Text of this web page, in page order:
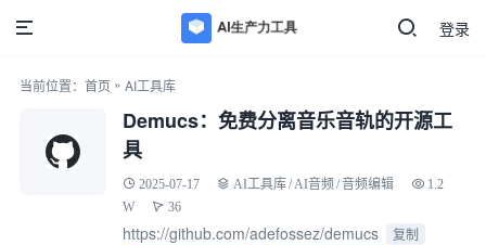
登录
当前位置： 首页 » AI工具库
Demucs：免费分离音乐音轨的开源工
具
2025-07-17 AI工具库/ AI音频/音频编辑
1.2
W
36
https://github.com/adefossez/demucs 复制